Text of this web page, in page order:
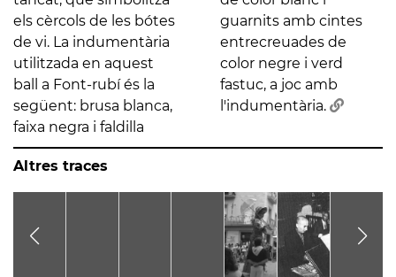
els cèrcols de les bótes
de vi. La indumentària
utilitzada en aquest
ball a Font-rubí és la
següent: brusa blanca,
faixa negra i faldilla
guarnits amb cintes
entrecreuades de
color negre i verd
fastuc, a joc amb
l'indumentària.
Altres traces